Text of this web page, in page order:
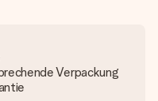
Verpackung